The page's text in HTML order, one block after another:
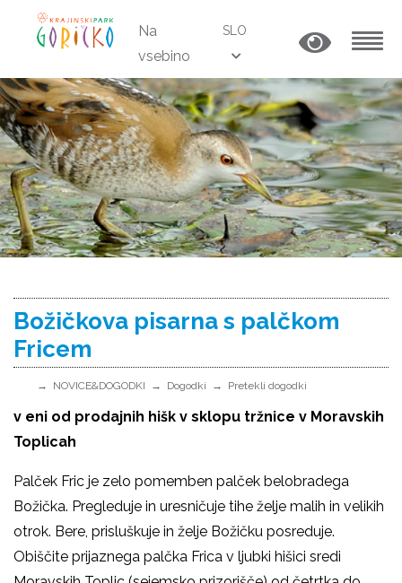
Na
vsebino
SLO
Božičkova pisarna s palčkom
Fricem
NOVICE&DOGODKI Dogodki Pretekli dogodki
v eni od prodajnih hišk v sklopu tržnice v Moravskih
Toplicah
Palček Fric je zelo pomemben palček belobradega
Božička. Pregleduje in uresničuje tihe želje malih in velikih
otrok. Bere, prisluškuje in želje Božičku posreduje.
Obiščite prijaznega palčka Frica v ljubki hišici sredi